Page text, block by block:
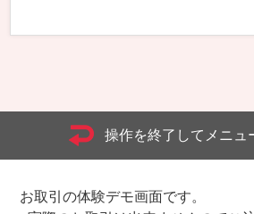
お取引の体験デモ画面です。
操作を終了してメニュ